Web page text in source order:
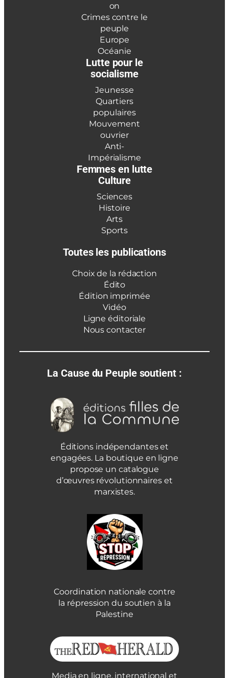
on
Crimes contre le
peuple
Europe
Océanie
Lutte pour le
socialisme
Jeunesse
Quartiers
populaires
Mouvement
ouvrier
Anti-
Impérialisme
Femmes en lutte
Culture
Sciences
Histoire
Arts
Sports
Toutes les publications
Choix de la rédaction
Édito
Édition imprimée
Vidéo
Ligne éditoriale
Nous contacter
La Cause du Peuple soutient :
Éditions indépendantes et
engagées. La boutique en ligne
propose un catalogue
d’œuvres révolutionnaires et
marxistes.
Coordination nationale contre
la répression du soutien à la
Palestine
Media en ligne, international et